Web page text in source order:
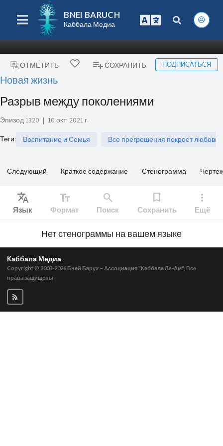
BNEI BARUCH
Каббала Медиа
ОТМЕТИТЬ СОХРАНИТЬ ПОДПИСАТЬСЯ
Новая жизнь
Разрыв между поколениями
Эпизод 1320 | 10 окт. 2021 г.
Теги: Воспитание и Семья Все прегрешения покроет любовь
Следующий Краткое содержание Стенограмма
Translate
Язык
text_fields
Формат
search
Поиск
bookmark
Сохранить
more_vert
Ещё
Нет стенограммы на вашем языке
Каббала Медиа
Copyright © 2003-2026 Бней Барух – Ассоциация "Каббала Ла-Ам", Все
права защищены